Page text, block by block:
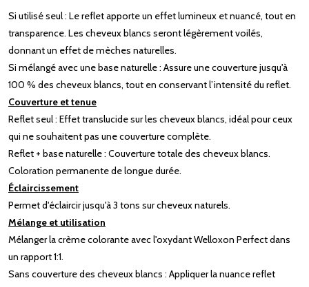
Si utilisé seul : Le reflet apporte un effet lumineux et nuancé, tout en
transparence. Les cheveux blancs seront légèrement voilés,
donnant un effet de mèches naturelles.
Si mélangé avec une base naturelle : Assure une couverture jusqu'à
100 % des cheveux blancs, tout en conservant l’intensité du reflet.
Couverture et tenue
Reflet seul : Effet translucide sur les cheveux blancs, idéal pour ceux
qui ne souhaitent pas une couverture complète.
Reflet + base naturelle : Couverture totale des cheveux blancs.
Coloration permanente de longue durée.
Éclaircissement
Permet d'éclaircir jusqu'à 3 tons sur cheveux naturels.
Mélange et utilisation
Mélanger la crème colorante avec l'oxydant Welloxon Perfect dans
un rapport 1:1.
Sans couverture des cheveux blancs : Appliquer la nuance reflet